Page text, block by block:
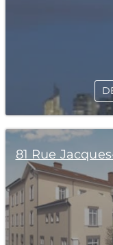
81 Rue